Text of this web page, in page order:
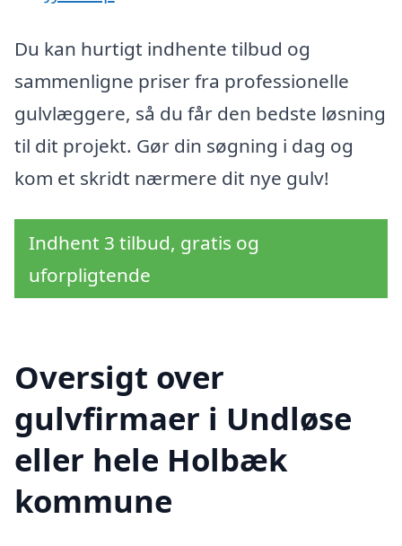
Du kan hurtigt indhente tilbud og
sammenligne priser fra professionelle
gulvlæggere, så du får den bedste løsning
til dit projekt. Gør din søgning i dag og
kom et skridt nærmere dit nye gulv!
Indhent 3 tilbud, gratis og
uforpligtende
Oversigt over
gulvfirmaer i Undløse
eller hele Holbæk
kommune